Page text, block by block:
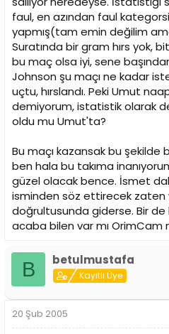
faul, en azından faul
yapmış(tam emin değilim
Suratında bir gram hırs yok,
bu maç olsa iyi, sene
Johnson şu maçı ne kadar
uçtu, hırslandı. Peki Umut
demiyorum, istatistik olarak
oldu mu Umut'ta?
Bu maçı kazansak bu şekilde
ben hala bu takıma
güzel olacak bence. İsmet
isminden söz ettirecek zaten
doğrultusunda giderse. Bir
acaba bilen var mı OrimCam
B betulmustafa
Kayıtlı Üye
20 Şub 2005